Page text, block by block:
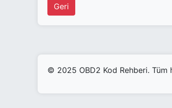
Geri
© 2025 OBD2 Kod Rehberi. Tüm